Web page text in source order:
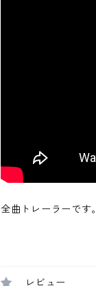
全曲トレーラーです。
レビュー